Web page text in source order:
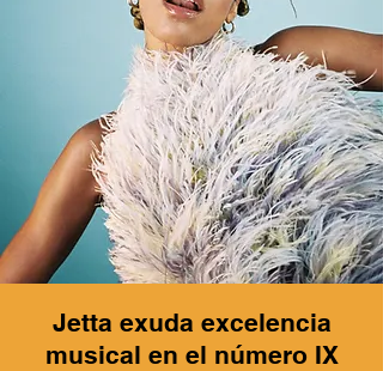
Jetta exuda excelencia
musical en el número IX